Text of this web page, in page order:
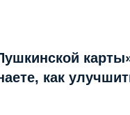
как